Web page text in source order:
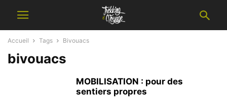
Accueil Tags Bivouacs
bivouacs
MOBILISATION : pour des
sentiers propres